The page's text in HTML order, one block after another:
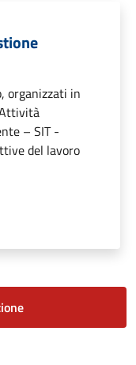
organizzati in
– SIT -
del lavoro